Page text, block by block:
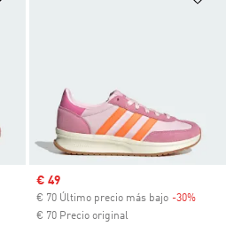
Descuento
Precio de venta
€ 49
€ 70 Último precio más bajo -30%
€ 70 Precio original